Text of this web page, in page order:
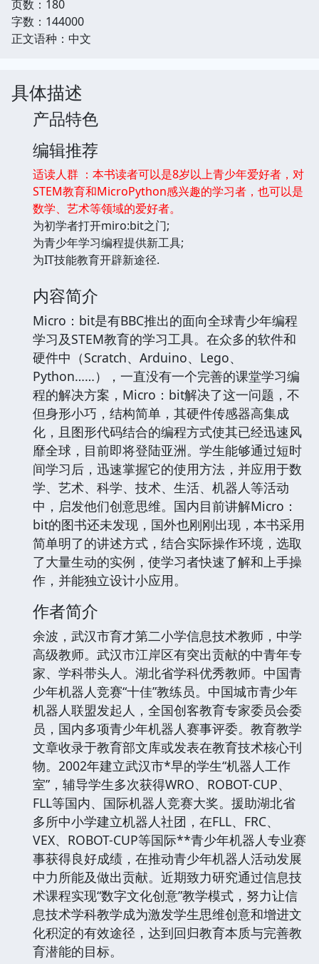
页数：180
字数：144000
正文语种：中文
具体描述
产品特色
编辑推荐
适读人群 ：本书读者可以是8岁以上青少年爱好者，对
STEM教育和MicroPython感兴趣的学习者，也可以是
数学、艺术等领域的爱好者。
为初学者打开miro:bit之门;
为青少年学习编程提供新工具;
为IT技能教育开辟新途径.
内容简介
Micro：bit是有BBC推出的面向全球青少年编程
学习及STEM教育的学习工具。在众多的软件和
硬件中（Scratch、Arduino、Lego、
Python……），一直没有一个完善的课堂学习编
程的解决方案，Micro：bit解决了这一问题，不
但身形小巧，结构简单，其硬件传感器高集成
化，且图形代码结合的编程方式使其已经迅速风
靡全球，目前即将登陆亚洲。学生能够通过短时
间学习后，迅速掌握它的使用方法，并应用于数
学、艺术、科学、技术、生活、机器人等活动
中，启发他们创意思维。国内目前讲解Micro：
bit的图书还未发现，国外也刚刚出现，本书采用
简单明了的讲述方式，结合实际操作环境，选取
了大量生动的实例，使学习者快速了解和上手操
作，并能独立设计小应用。
作者简介
余波，武汉市育才第二小学信息技术教师，中学
高级教师。武汉市江岸区有突出贡献的中青年专
家、学科带头人。湖北省学科优秀教师。中国青
少年机器人竞赛“十佳”教练员。中国城市青少年
机器人联盟发起人，全国创客教育专家委员会委
员，国内多项青少年机器人赛事评委。教育教学
文章收录于教育部文库或发表在教育技术核心刊
物。2002年建立武汉市*早的学生“机器人工作
室”，辅导学生多次获得WRO、ROBOT-CUP、
FLL等国内、国际机器人竞赛大奖。援助湖北省
多所中小学建立机器人社团，在FLL、FRC、
VEX、ROBOT-CUP等国际**青少年机器人专业赛
事获得良好成绩，在推动青少年机器人活动发展
中力所能及做出贡献。近期致力研究通过信息技
术课程实现“数字文化创意”教学模式，努力让信
息技术学科教学成为激发学生思维创意和增进文
化积淀的有效途径，达到回归教育本质与完善教
育潜能的目标。